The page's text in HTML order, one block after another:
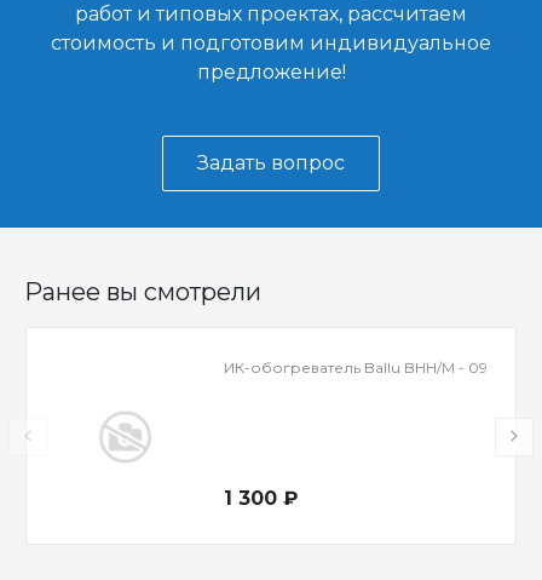
работ и типовых проектах, рассчитаем
стоимость и подготовим индивидуальное
предложение!
Задать вопрос
Ранее вы смотрели
ИК-обогреватель Ballu BHH/M - 09
1 300 ₽